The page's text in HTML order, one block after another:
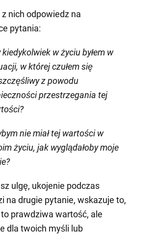
z nich odpowiedz na
pytania:
kiedykolwiek w życiu byłem w
w której czułem się
z powodu
przestrzegania tej
nie miał tej wartości w
życiu, jak wyglądałoby moje
ulgę, ukojenie podczas
na drugie pytanie, wskazuje to,
prawdziwa wartość, ale
dla twoich myśli lub